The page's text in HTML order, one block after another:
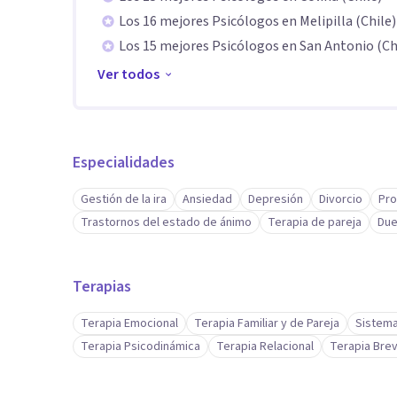
Aptitudes
Mi experiencia como Psicoanalista me permite
y decisión.
Combino una sólida formación teórica con una
proceso terapéutico a las necesidades y ritmo de
Los 16 mejores Psicólogos en Melipilla (Chile)
Los 15 mejores Psicólogos en San Antonio
Ver todos
Especialidades
Gestión de la ira Ansiedad Depresión Divorcio
Trastornos del estado de ánimo
Terapia de pareja
Terapias
Terapia Emocional Terapia Familiar y de Pareja
Terapia Psicodinámica
Terapia Relacional Terapia